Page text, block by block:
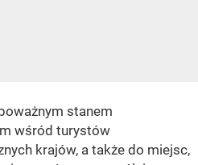
stanem
wśród turystów
krajów, a także do miejsc,